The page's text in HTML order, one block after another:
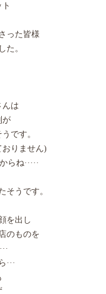
った皆様
た。
んは
が
です。
りません)
ね·····
そうです。
を出し
のものを